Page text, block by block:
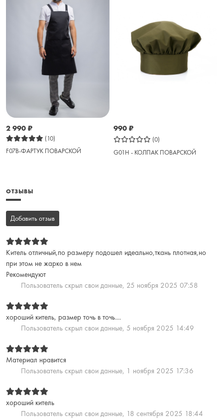
2 990 ₽
(10)
F07B-ФАРТУК ПОВАРСКОЙ
990 ₽
(0)
G01H - КОЛПАК ПОВАРСКОЙ
ОТЗЫВЫ
Добавить отзыв
Китель отличный,по размеру подошел идеально,ткань плотная,но
при этом не жарко в нем
Рекомендуют
Пользователь скрыл свои данные, 25 ноября 2025 07:58
хороший китель, размер точь в точь....
Пользователь скрыл свои данные, 5 ноября 2025 14:49
Материал нравится
Пользователь скрыл свои данные, 1 ноября 2025 17:36
хороший китель
Пользователь скрыл свои данные, 18 сентября 2025 18:44